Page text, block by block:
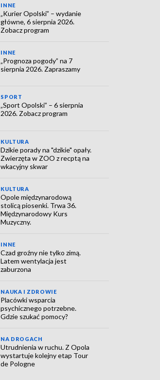
INNE
„Kurier Opolski” – wydanie
główne, 6 sierpnia 2026.
Zobacz program
INNE
„Prognoza pogody” na 7
sierpnia 2026. Zapraszamy
SPORT
„Sport Opolski” – 6 sierpnia
2026. Zobacz program
KULTURA
Dzikie porady na "dzikie" opały.
Zwierzęta w ZOO z recptą na
wkacyjny skwar
KULTURA
Opole międzynarodową
stolicą piosenki. Trwa 36.
Międzynarodowy Kurs
Muzyczny.
INNE
Czad groźny nie tylko zimą.
Latem wentylacja jest
zaburzona
NAUKA I ZDROWIE
Placówki wsparcia
psychicznego potrzebne.
Gdzie szukać pomocy?
NA DROGACH
Utrudnienia w ruchu. Z Opola
wystartuje kolejny etap Tour
de Pologne